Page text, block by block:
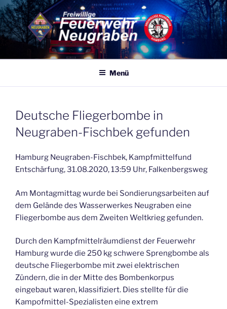
Zum
Inhalt
springen
FF NEUGRABEN
Eine von 86 Freiwilligen Feuerwehren Hamburgs – 365 Tage, 24
Menü
VERÖFFENTLICHT
AM
Deutsche Fliegerbombe in
Neugraben-Fischbek gefunden
Hamburg Neugraben-Fischbek, Kampfmittelfund
Entschärfung, 31.08.2020, 13:59 Uhr, Falkenbergsweg
Am Montagmittag wurde bei Sondierungsarbeiten auf
dem Gelände des Wasserwerkes Neugraben eine
Fliegerbombe aus dem Zweiten Weltkrieg gefunden.
Durch den Kampfmittelräumdienst der Feuerwehr
Hamburg wurde die 250 kg schwere Sprengbombe als
deutsche Fliegerbombe mit zwei elektrischen
Zündern, die in der Mitte des Bombenkorpus
eingebaut waren, klassifiziert. Dies stellte für die
Kampofmittel-Spezialisten eine extrem